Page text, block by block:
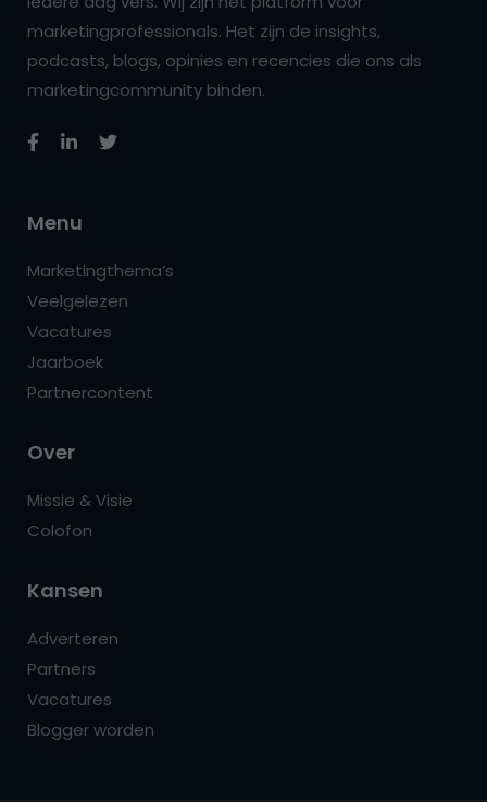
marketingprofessionals. Het zijn de insights,
podcasts, blogs, opinies en recencies die ons als
marketingcommunity binden.
Menu
Marketingthema’s
Veelgelezen
Vacatures
Jaarboek
Partnercontent
Over
Missie & Visie
Colofon
Kansen
Adverteren
Partners
Vacatures
Blogger worden